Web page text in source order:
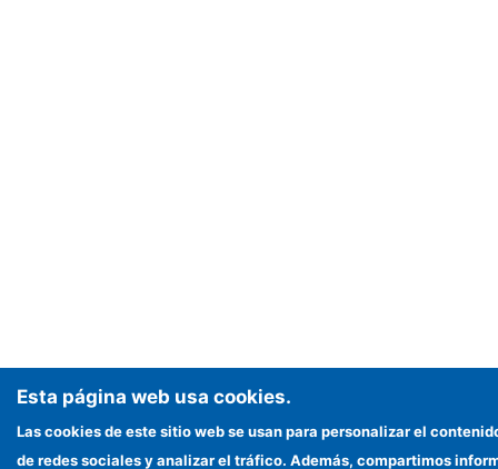
Esta página web usa cookies.
Las cookies de este sitio web se usan para personalizar el
de redes sociales y analizar el tráfico. Además, compartimos